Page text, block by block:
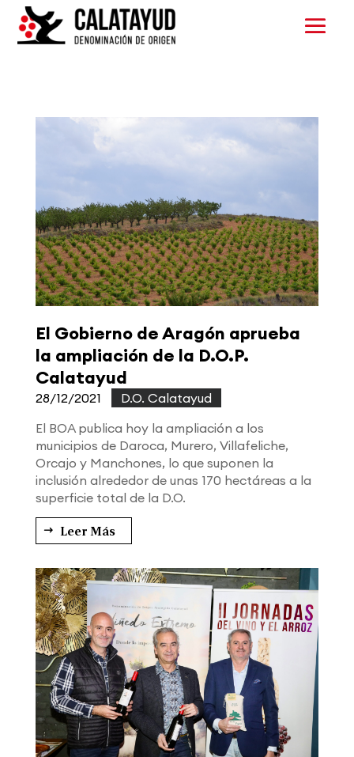
El Gobierno de Aragón aprueba
la ampliación de la D.O.P.
Calatayud
28/12/2021
D.O. Calatayud
El BOA publica hoy la ampliación a los
municipios de Daroca, Murero, Villafeliche,
Orcajo y Manchones, lo que suponen la
inclusión alrededor de unas 170 hectáreas a la
superficie total de la D.O.
Leer Más